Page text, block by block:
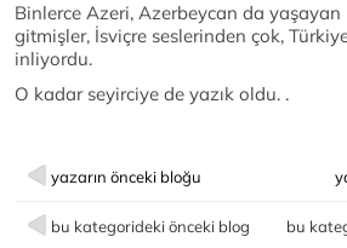
Binlerce Azeri, Azerbeycan da
gitmişler, İsviçre seslerinden çok,
inliyordu.
O kadar seyirciye de yazık oldu. .
yazarın önceki bloğu
bu kategorideki önceki blog bu